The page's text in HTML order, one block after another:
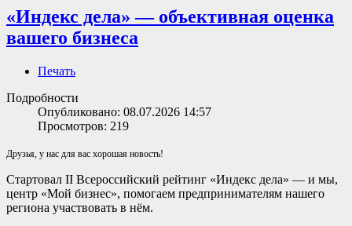
«Индекс дела» — объективная оценка
вашего бизнеса
Печать
Подробности
Опубликовано: 08.07.2026 14:57
Просмотров: 219
Друзья, у нас для вас хорошая новость!
Стартовал II Всероссийский рейтинг «Индекс дела» — и мы,
центр «Мой бизнес», помогаем предпринимателям нашего
региона участвовать в нём.